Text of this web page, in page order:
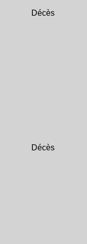
Décès
Décès